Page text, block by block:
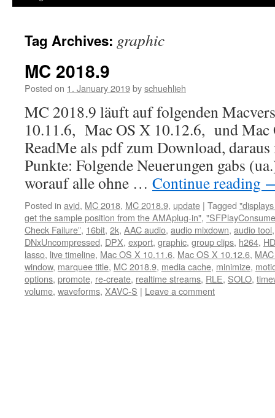
Tag Archives: graphic
MC 2018.9
Posted on 1. January 2019byschuehlieh
MC 2018.9 läuft auf folgenden
10.11.6, Mac OS X 10.12.6, und Mac
ReadMe als pdf zum Download,
Punkte: Folgende Neuerungen gabs
worauf alle ohne … Continue reading
Posted in avid, MC 2018, MC 2018.9, update | Tagged
get the sample position from the AMAplug-in",
Check Failure”, 16bit, 2k, AAC audio, audio mixdown, audio tool
DNxUncompressed, DPX, export, graphic, group clips, h264, HD
lasso, live timeline, Mac OS X 10.11.6, Mac OS X 10.12.6,
window, marquee title, MC 2018.9, media cache, minimize,
options, promote, re-create, realtime streams, RLE, SOLO,
volume, waveforms, XAVC-S | Leave a comment